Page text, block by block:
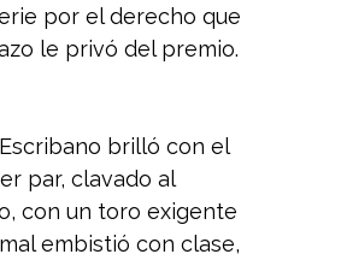
por el derecho que
le privó del premio.
brilló con el
par, clavado al
con un toro exigente
embistió con clase,